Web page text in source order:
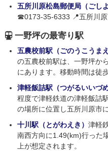
五所川原松島郵便局（ごし
☎0173-35-6333 📍五所川
一野坪の最寄り駅
五農校前駅（ごのうこうまえ
の五農校前駅は、一野坪か
にあります。移動時間は徒
津軽飯詰駅（つがるいいづめ
程度で津軽鉄道の津軽飯詰
の場所に位置し五所川原市
十川駅（とがわえき） 津軽
南西方向に1.49(km)行った
上が想定されます。